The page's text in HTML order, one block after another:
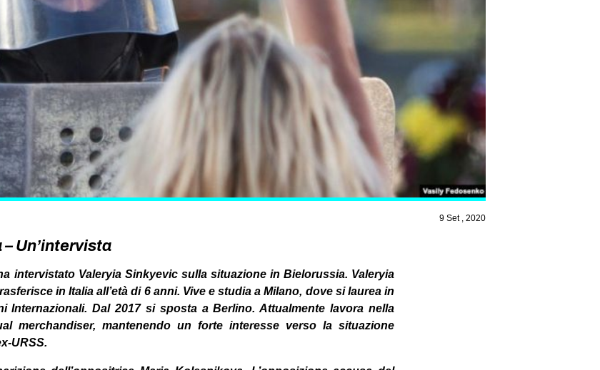
9 Set , 2020
Un’intervista
intervistato Valeryia Sinkyevic sulla situazione in Bielorussia. Valeryia
in Italia all’età di 6 anni. Vive e studia a Milano, dove si laurea in
Internazionali. Dal 2017 si sposta a Berlino. Attualmente lavora nella
merchandiser, mantenendo un forte interesse verso la situazione
URSS.